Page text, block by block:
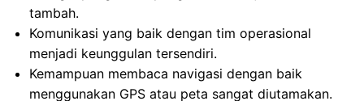
tambah.
Komunikasi yang baik dengan tim operasional
menjadi keunggulan tersendiri.
Kemampuan membaca navigasi dengan baik
menggunakan GPS atau peta sangat diutamakan.